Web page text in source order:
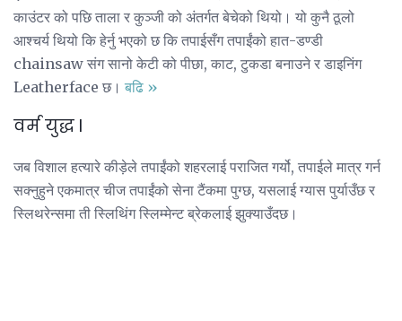
काउंटर को पछि ताला र कुञ्जी को अंतर्गत बेचेको थियो। यो कुनै ठूलो
आश्चर्य थियो कि हेर्नु भएको छ कि तपाईसँग तपाईंको हात-डण्डी
chainsaw संग सानो केटी को पीछा, काट, टुकडा बनाउने र डाइनिंग
Leatherface छ। बढि »
वर्म युद्ध I
जब विशाल हत्यारे कीड़ेले तपाईंको शहरलाई पराजित गर्यो, तपाईले मात्र गर्न
सक्नुहुने एकमात्र चीज तपाईंको सेना टैंकमा पुग्छ, यसलाई ग्यास पुर्याउँछ र
स्लिथरेन्समा ती स्लिथिंग स्लिम्मेन्ट ब्रेकलाई झुक्याउँदछ।